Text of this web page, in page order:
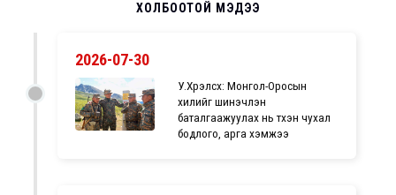
ХОЛБООТОЙ МЭДЭЭ
2026-07-30
У.Хүрэлсүх: Монгол-Оросын
хилийг шинэчлэн
баталгаажуулах нь түүхэн чухал
бодлого, арга хэмжээ